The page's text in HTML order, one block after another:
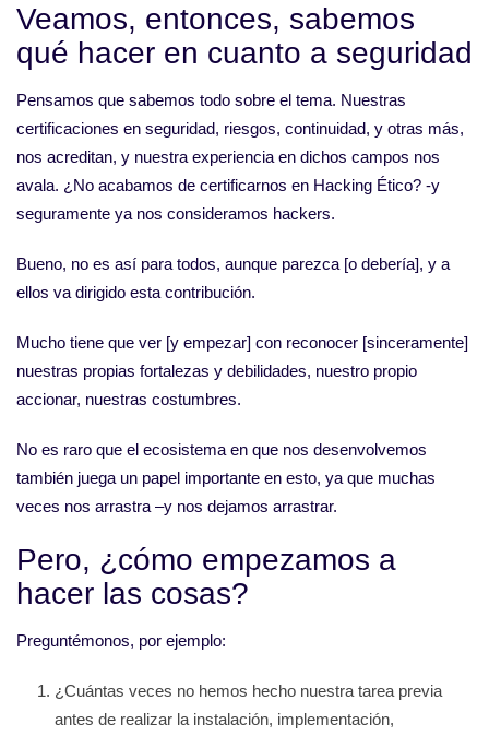
Veamos, entonces, sabemos
qué hacer en cuanto a seguridad
Pensamos que sabemos todo sobre el tema. Nuestras
certificaciones en seguridad, riesgos, continuidad, y otras más,
nos acreditan, y nuestra experiencia en dichos campos nos
avala. ¿No acabamos de certificarnos en Hacking Ético? -y
seguramente ya nos consideramos hackers.
Bueno, no es así para todos, aunque parezca [o debería], y a
ellos va dirigido esta contribución.
Mucho tiene que ver [y empezar] con reconocer [sinceramente]
nuestras propias fortalezas y debilidades, nuestro propio
accionar, nuestras costumbres.
No es raro que el ecosistema en que nos desenvolvemos
también juega un papel importante en esto, ya que muchas
veces nos arrastra –y nos dejamos arrastrar.
Pero, ¿cómo empezamos a
hacer las cosas?
Preguntémonos, por ejemplo:
¿Cuántas veces no hemos hecho nuestra tarea previa
antes de realizar la instalación, implementación,